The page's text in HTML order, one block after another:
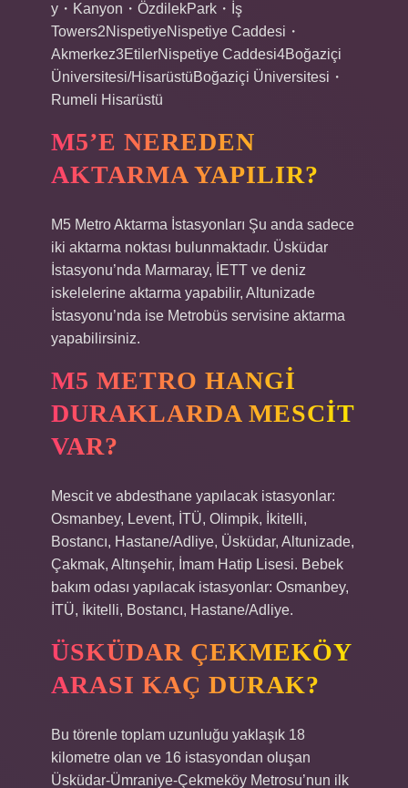
y・Kanyon・ÖzdilekPark・İş
Towers2NispetiyeNispetiye Caddesi・
Akmerkez3EtilerNispetiye Caddesi4Boğaziçi
Üniversitesi/HisarüstüBoğaziçi Üniversitesi・
Rumeli Hisarüstü
M5’E NEREDEN
AKTARMA YAPILIR?
M5 Metro Aktarma İstasyonları Şu anda sadece
iki aktarma noktası bulunmaktadır. Üsküdar
İstasyonu’nda Marmaray, İETT ve deniz
iskelelerine aktarma yapabilir, Altunizade
İstasyonu’nda ise Metrobüs servisine aktarma
yapabilirsiniz.
M5 METRO HANGI
DURAKLARDA MESCIT
VAR?
Mescit ve abdesthane yapılacak istasyonlar:
Osmanbey, Levent, İTÜ, Olimpik, İkitelli,
Bostancı, Hastane/Adliye, Üsküdar, Altunizade,
Çakmak, Altınşehir, İmam Hatip Lisesi. Bebek
bakım odası yapılacak istasyonlar: Osmanbey,
İTÜ, İkitelli, Bostancı, Hastane/Adliye.
ÜSKÜDAR ÇEKMEKÖY
ARASI KAÇ DURAK?
Bu törenle toplam uzunluğu yaklaşık 18
kilometre olan ve 16 istasyondan oluşan
Üsküdar-Ümraniye-Çekmeköy Metrosu’nun ilk